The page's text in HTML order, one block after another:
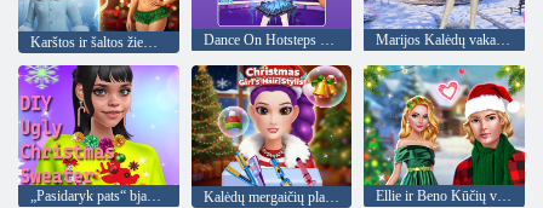
Dance On Hotsteps Mobile Marijos Kalėdų vakarėlio suknelė
„Pasidaryk pats“ bjaurus kalėdinis megztinis Kalėdų mergaičių plaukų stilistas Ellie ir Beno Kūčių vakaras